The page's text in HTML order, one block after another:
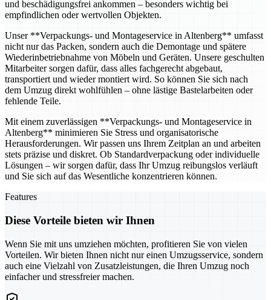
und beschädigungsfrei ankommen – besonders wichtig bei
empfindlichen oder wertvollen Objekten.
Unser **Verpackungs- und Montageservice in Altenberg** umfasst
nicht nur das Packen, sondern auch die Demontage und spätere
Wiederinbetriebnahme von Möbeln und Geräten. Unsere geschulten
Mitarbeiter sorgen dafür, dass alles fachgerecht abgebaut,
transportiert und wieder montiert wird. So können Sie sich nach
dem Umzug direkt wohlfühlen – ohne lästige Bastelarbeiten oder
fehlende Teile.
Mit einem zuverlässigen **Verpackungs- und Montageservice in
Altenberg** minimieren Sie Stress und organisatorische
Herausforderungen. Wir passen uns Ihrem Zeitplan an und arbeiten
stets präzise und diskret. Ob Standardverpackung oder individuelle
Lösungen – wir sorgen dafür, dass Ihr Umzug reibungslos verläuft
und Sie sich auf das Wesentliche konzentrieren können.
Features
Diese Vorteile bieten wir Ihnen
Wenn Sie mit uns umziehen möchten, profitieren Sie von vielen
Vorteilen. Wir bieten Ihnen nicht nur einen Umzugsservice, sondern
auch eine Vielzahl von Zusatzleistungen, die Ihren Umzug noch
einfacher und stressfreier machen.